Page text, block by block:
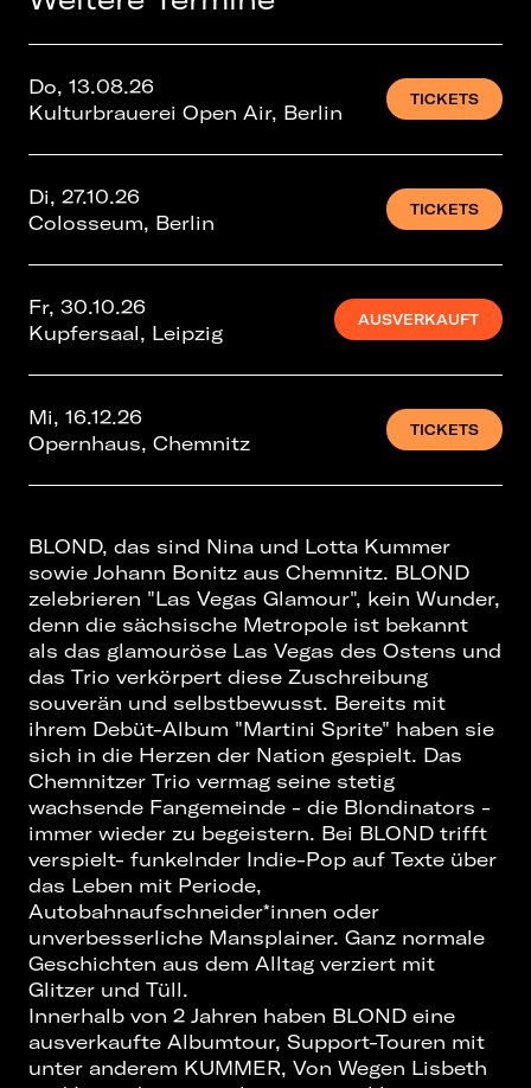
Do, 13.08.26
Kulturbrauerei Open Air, Berlin
TICKETS
Di, 27.10.26
Colosseum, Berlin
TICKETS
Fr, 30.10.26
Kupfersaal, Leipzig
AUSVERKAUFT
Mi, 16.12.26
Opernhaus, Chemnitz
TICKETS
BLOND, das sind Nina und Lotta Kummer
sowie Johann Bonitz aus Chemnitz. BLOND
zelebrieren "Las Vegas Glamour", kein Wunder,
denn die sächsische Metropole ist bekannt
als das glamouröse Las Vegas des Ostens und
das Trio verkörpert diese Zuschreibung
souverän und selbstbewusst. Bereits mit
ihrem Debüt-Album "Martini Sprite" haben sie
sich in die Herzen der Nation gespielt. Das
Chemnitzer Trio vermag seine stetig
wachsende Fangemeinde - die Blondinators -
immer wieder zu begeistern. Bei BLOND trifft
verspielt- funkelnder Indie-Pop auf Texte über
das Leben mit Periode,
Autobahnaufschneider*innen oder
unverbesserliche Mansplainer. Ganz normale
Geschichten aus dem Alltag verziert mit
Glitzer und Tüll.
Innerhalb von 2 Jahren haben BLOND eine
ausverkaufte Albumtour, Support-Touren mit
unter anderem KUMMER, Von Wegen Lisbeth